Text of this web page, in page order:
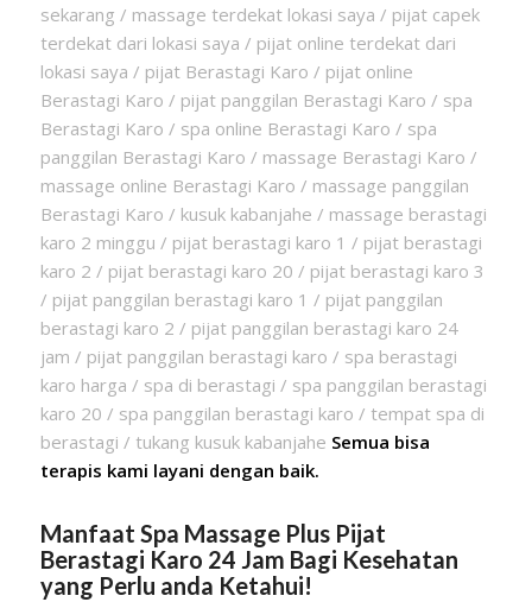
sekarang / massage terdekat lokasi saya / pijat capek
terdekat dari lokasi saya / pijat online terdekat dari
lokasi saya / pijat Berastagi Karo / pijat online
Berastagi Karo / pijat panggilan Berastagi Karo / spa
Berastagi Karo / spa online Berastagi Karo / spa
panggilan Berastagi Karo / massage Berastagi Karo /
massage online Berastagi Karo / massage panggilan
Berastagi Karo / kusuk kabanjahe / massage berastagi
karo 2 minggu / pijat berastagi karo 1 / pijat berastagi
karo 2 / pijat berastagi karo 20 / pijat berastagi karo 3
/ pijat panggilan berastagi karo 1 / pijat panggilan
berastagi karo 2 / pijat panggilan berastagi karo 24
jam / pijat panggilan berastagi karo / spa berastagi
karo harga / spa di berastagi / spa panggilan berastagi
karo 20 / spa panggilan berastagi karo / tempat spa di
berastagi / tukang kusuk kabanjahe Semua bisa
terapis kami layani dengan baik.
Manfaat Spa Massage Plus Pijat
Berastagi Karo 24 Jam Bagi Kesehatan
yang Perlu anda Ketahui!